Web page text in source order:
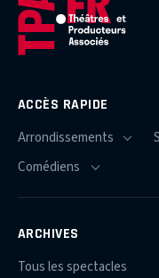
ACCÈS RAPIDE
ARCHIVES
Tous les spectacles